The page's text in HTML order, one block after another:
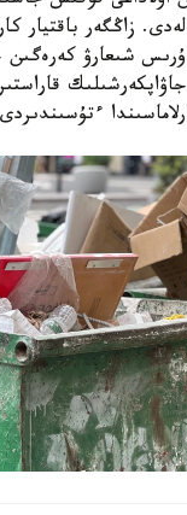
زاڭگەر باقتيار
شىعارۋ كەرەگىن